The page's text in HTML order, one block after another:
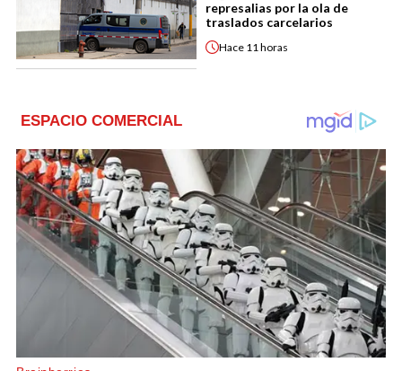
represalias por la ola de
traslados carcelarios
Hace 11 horas